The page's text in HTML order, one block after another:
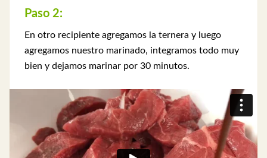
Paso 2:
En otro recipiente agregamos la ternera y luego
agregamos nuestro marinado, integramos todo muy
bien y dejamos marinar por 30 minutos.